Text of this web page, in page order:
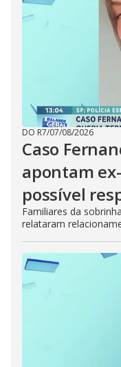
DO R7/07/08/2026
Caso
apontam
possível
Familiares da
relataram